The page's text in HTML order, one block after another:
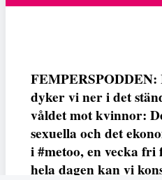
dyker vi ner i det
våldet mot kvinnor:
sexuella och det
i #metoo, en vecka
hela dagen kan vi